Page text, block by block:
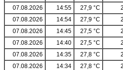
07.08.2026
14:55 27,9 °C
07.08.2026
14:54 27,9 °C
07.08.2026
14:45 27,5 °C
07.08.2026
14:40 27,5 °C
07.08.2026
14:35 27,8 °C
07.08.2026
14:34 27,8 °C